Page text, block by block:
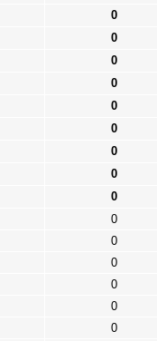
0
0
0
0
0
0
0
0
0
0
0
0
0
0
0